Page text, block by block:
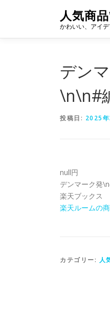
ン
人気商
かわいい、アイ
デン
\n\n#
投稿日: 2025
null円
デンマーク発
楽天ブックス
楽天ルームの
カテゴリー: 人